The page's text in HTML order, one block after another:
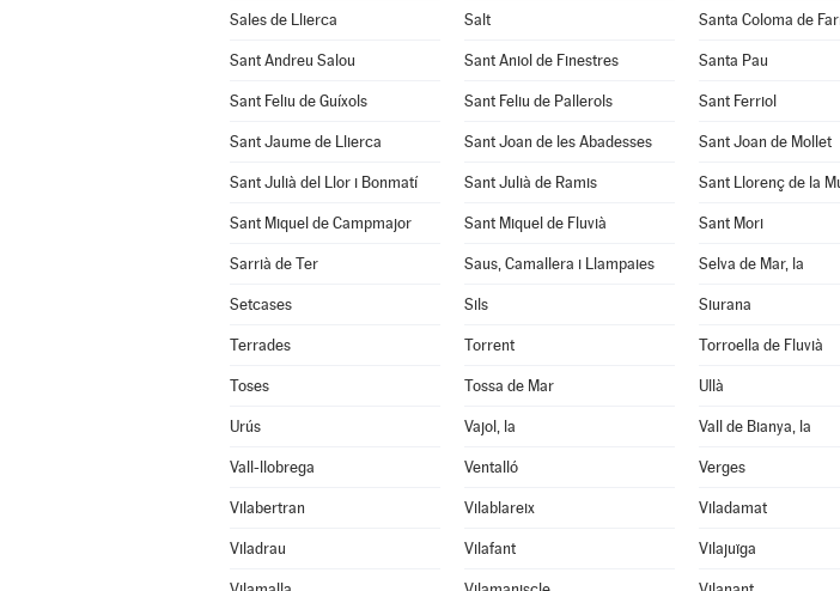
Sales de Llierca Salt Santa Coloma de
Sant Andreu Salou Sant Aniol de Finestres Santa Pau
Sant Feliu de Guíxols Sant Feliu de Pallerols Sant Ferriol
Sant Jaume de Llierca Sant Joan de les Abadesses Sant Joan de Mollet
Sant Julià del Llor i Bonmatí Sant Julià de Ramis Sant Llorenç de la
Sant Miquel de Campmajor Sant Miquel de Fluvià Sant Mori
Sarrià de Ter Saus, Camallera i Llampaies Selva de Mar, la
Setcases Sils Siurana
Terrades Torrent Torroella de Fluvià
Toses Tossa de Mar Ullà
Urús Vajol, la Vall de Bianya, la
Vall-llobrega Ventalló Verges
Vilabertran Vilablareix Viladamat
Viladrau Vilafant Vilajuïga